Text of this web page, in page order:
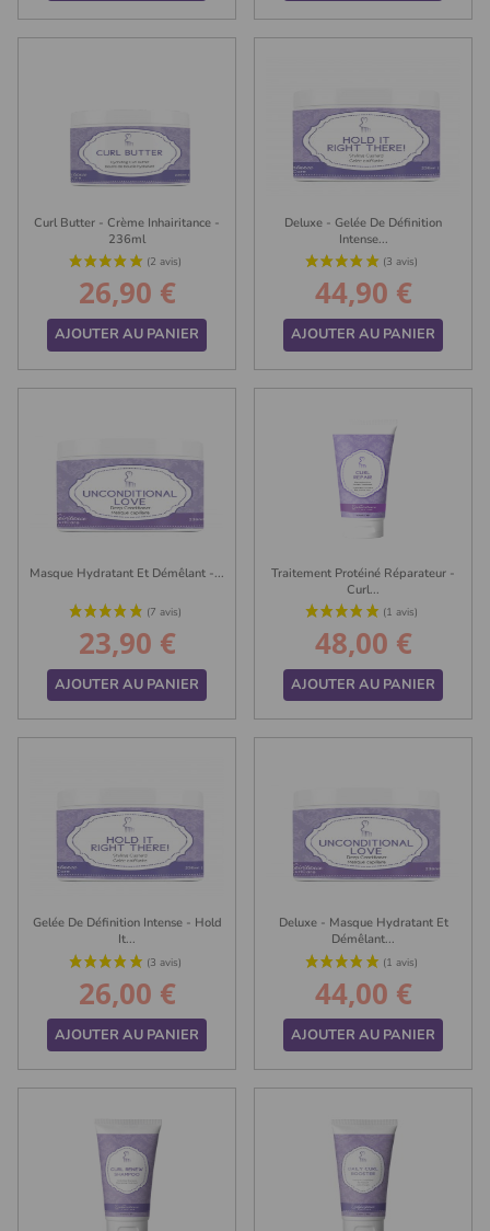
(1 avis)
Curl Butter - Crème Inhairitance -
236ml
(2 avis)
Prix
26,90 €
AJOUTER AU PANIER
Deluxe - Gelée De Définition
Intense...
Prix
44,90 €
AJOUTER AU PANIER
Masque Hydratant Et Démêlant -...
Prix
23,90 €
AJOUTER AU PANIER
Traitement Protéiné Réparateur -
Curl...
Prix
48,00 €
AJOUTER AU PANIER
Gelée De Définition Intense - Hold
It...
Prix
26,00 €
AJOUTER AU PANIER
Deluxe - Masque Hydratant Et
Démêlant...
Prix
44,00 €
AJOUTER AU PANIER